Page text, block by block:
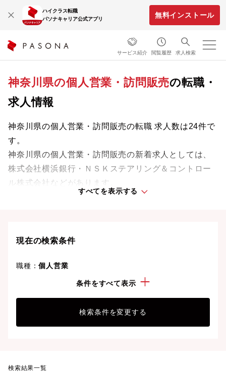
ハイクラス転職
パソナキャリア公式アプリ
無料インストール
サービス紹介 閲覧履歴 求人検索
神奈川県の個人営業・訪問販売の転職・
求人情報
神奈川県の個人営業・訪問販売の転職 求人数は24件で
す。
神奈川県の個人営業・訪問販売の新着求人としては、
株式会社横浜銀行・ＮＳＫステアリング＆コントロー
ル株式会社などがあります。
専門知識やスキルを最大限に発揮しながら、あなたの
ことも可能です。
すべてを表示する
現在の検索条件
職種：個人営業
条件をすべて表示
検索条件を変更する
検索結果一覧